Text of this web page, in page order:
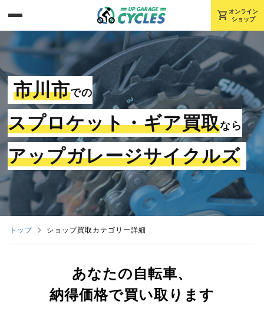
shopping_cart オンライン
ショップ
市川市での
スプロケット・ギア買取なら
アップガレージサイクルズ
トップ ショップ買取カテゴリー詳細
あなたの自転車、
納得価格で買い取ります